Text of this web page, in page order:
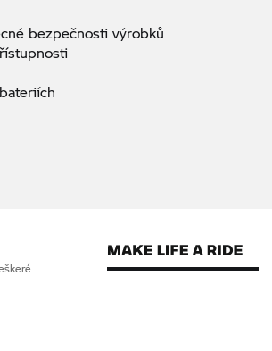
bezpečnosti výrobků
bateriích